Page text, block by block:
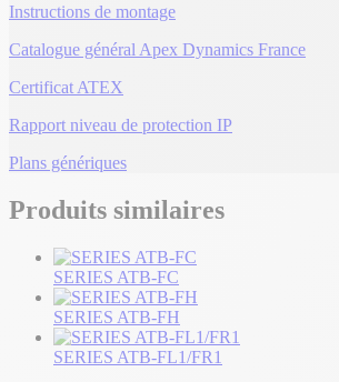
Instructions de montage
Catalogue général Apex Dynamics France
Certificat ATEX
Rapport niveau de protection IP
Plans génériques
Produits similaires
SERIES ATB-FC
SERIES ATB-FH
SERIES ATB-FL1/FR1